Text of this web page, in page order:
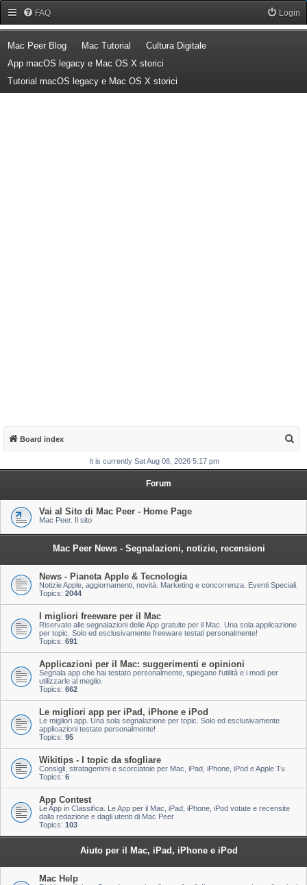
FAQ Login
Mac Peer Blog(Opens a new tab)
Mac Tutorial (Opens a new tab)
Cultura Digitale(Opens a new tab)
App macOS legacy e Mac OS X storici
Tutorial macOS legacy e Mac OS X storici
Board index
a
It is currently Sat Aug 08, 2026 5:17 pm
Forum
Vai al Sito di Mac Peer - Home Page
Mac Peer. Il sito
Mac Peer News - Segnalazioni, notizie, recensioni
News - Pianeta Apple & Tecnologia
Notizie Apple, aggiornamenti, novità. Marketing e concorrenza. Eventi Speciali.
Topics: 2044
I migliori freeware per il Mac
Riservato alle segnalazioni delle App gratuite per il Mac. Una sola applicazione
per topic. Solo ed esclusivamente freeware testati personalmente!
Topics: 691
Applicazioni per il Mac: suggerimenti e opinioni
Segnala app che hai testato personalmente, spiegane l'utilità e i modi per
utilizzarle al meglio.
Topics: 662
Le migliori app per iPad, iPhone e iPod
Le migliori app. Una sola segnalazione per topic. Solo ed esclusivamente
applicazioni testate personalmente!
Topics: 95
Wikitips - I topic da sfogliare
Consigli, stratagemmi e scorciatoie per Mac, iPad, iPhone, iPod e Apple Tv.
Topics: 6
App Contest
Le App in Classifica. Le App per il Mac, iPad, iPhone, iPod votate e recensite
dalla redazione e dagli utenti di Mac Peer
Topics: 103
Aiuto per il Mac, iPad, iPhone e iPod
Mac Help